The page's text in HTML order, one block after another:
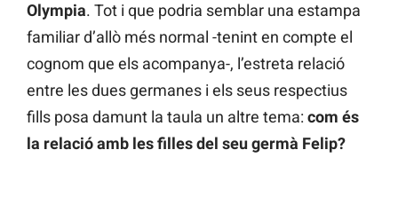
Olympia. Tot i que podria semblar una estampa
familiar d’allò més normal -tenint en compte el
cognom que els acompanya-, l’estreta relació
entre les dues germanes i els seus respectius
fills posa damunt la taula un altre tema: com és
la relació amb les filles del seu germà Felip?